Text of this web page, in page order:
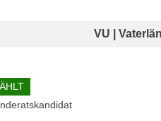
VU |